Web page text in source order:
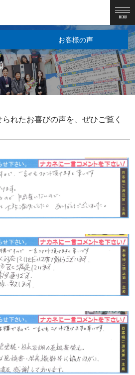
MENU
れたお喜びの声を、ぜひご覧く
お客様の声